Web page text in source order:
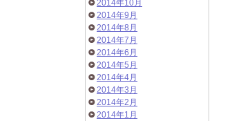
2014年10月
2014年9月
2014年8月
2014年7月
2014年6月
2014年5月
2014年4月
2014年3月
2014年2月
2014年1月